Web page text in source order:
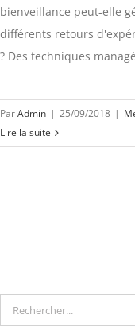
bienveillance peut-elle
différents retours
? Des techniques
ParAdmin | 25/09/2018 |
Lire la suite
Rechercher